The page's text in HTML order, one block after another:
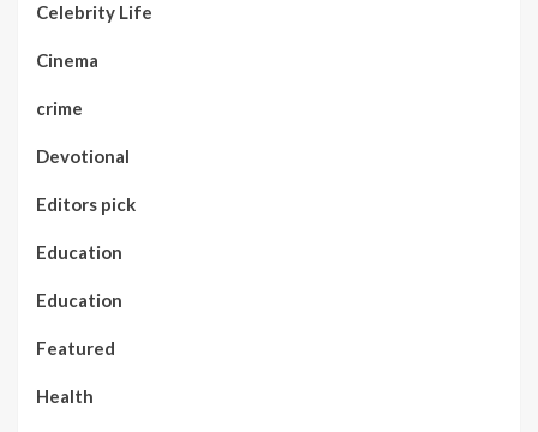
Celebrity Life
Cinema
crime
Devotional
Editors pick
Education
Education
Featured
Health